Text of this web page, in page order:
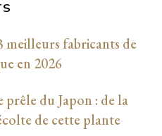
meilleurs fabricants de
en 2026
prêle du Japon : de la
de cette plante